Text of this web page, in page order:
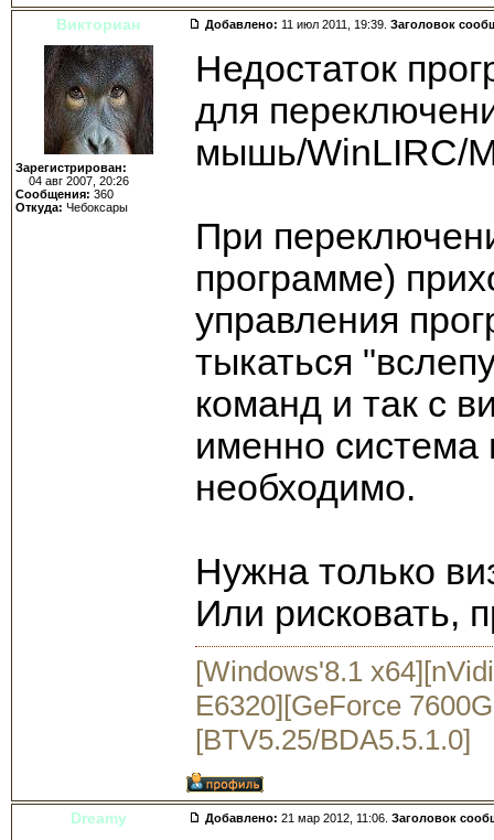
Викториан Добавлено: 11 июл 2011, 19:39. Заголовок
Зарегистрирован:
04 авг 2007, 20:26
Сообщения: 360
Откуда: Чебоксары
Недостаток
для
мышь/WinLIRC/
При
программе)
управления
тыкаться
команд и так с
именно система
необходимо.
Нужна только
Или рисковать,
[Windows'8.1
E6320][GeForce
[BTV5.25/BDA5.5.1.0]
Dreamy Добавлено: 21 мар 2012, 11:06. Заголовок